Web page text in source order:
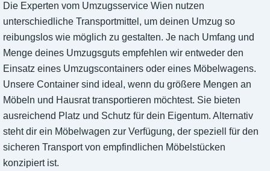
Die Experten vom Umzugsservice Wien nutzen
unterschiedliche Transportmittel, um deinen Umzug so
reibungslos wie möglich zu gestalten. Je nach Umfang und
Menge deines Umzugsguts empfehlen wir entweder den
Einsatz eines Umzugscontainers oder eines Möbelwagens.
Unsere Container sind ideal, wenn du größere Mengen an
Möbeln und Hausrat transportieren möchtest. Sie bieten
ausreichend Platz und Schutz für dein Eigentum. Alternativ
steht dir ein Möbelwagen zur Verfügung, der speziell für den
sicheren Transport von empfindlichen Möbelstücken
konzipiert ist.